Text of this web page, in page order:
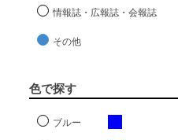
情報誌・広報誌・会報誌
その他
色で探す
ブルー